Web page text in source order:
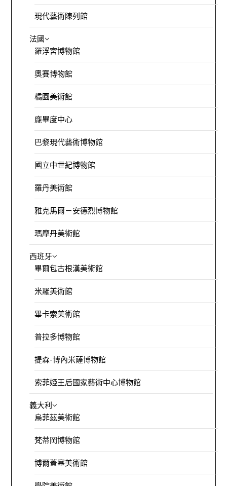
現代藝術陳列館
法國
羅浮宮博物館
奧賽博物館
橘園美術館
龐畢度中心
巴黎現代藝術博物館
國立中世紀博物館
羅丹美術館
雅克馬爾－安德烈博物館
瑪摩丹美術館
西班牙
畢爾包古根漢美術館
米羅美術館
畢卡索美術館
普拉多博物館
提森-博內米薩博物館
索菲婭王后國家藝術中心博物館
義大利
烏菲茲美術館
梵蒂岡博物館
博爾蓋塞美術館